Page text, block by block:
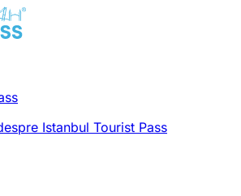
Istanbul Tourist Pass